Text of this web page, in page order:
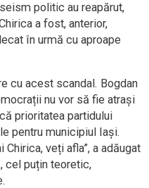
politic au reapărut,
a fost, anterior,
în urmă cu aproape
cu acest scandal. Bogdan
nu vor să fie atrași
prioritatea partidului
pentru municipiul Iași.
veți afla”, a adăugat
cel puțin teoretic,